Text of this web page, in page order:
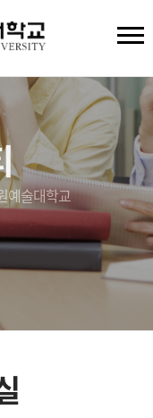
예술대학교